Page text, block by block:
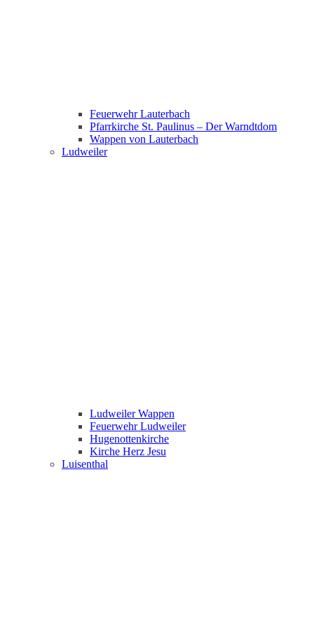
Feuerwehr Lauterbach
Pfarrkirche St. Paulinus – Der Warndtdom
Wappen von Lauterbach
Ludweiler
Ludweiler Wappen
Feuerwehr Ludweiler
Hugenottenkirche
Kirche Herz Jesu
Luisenthal